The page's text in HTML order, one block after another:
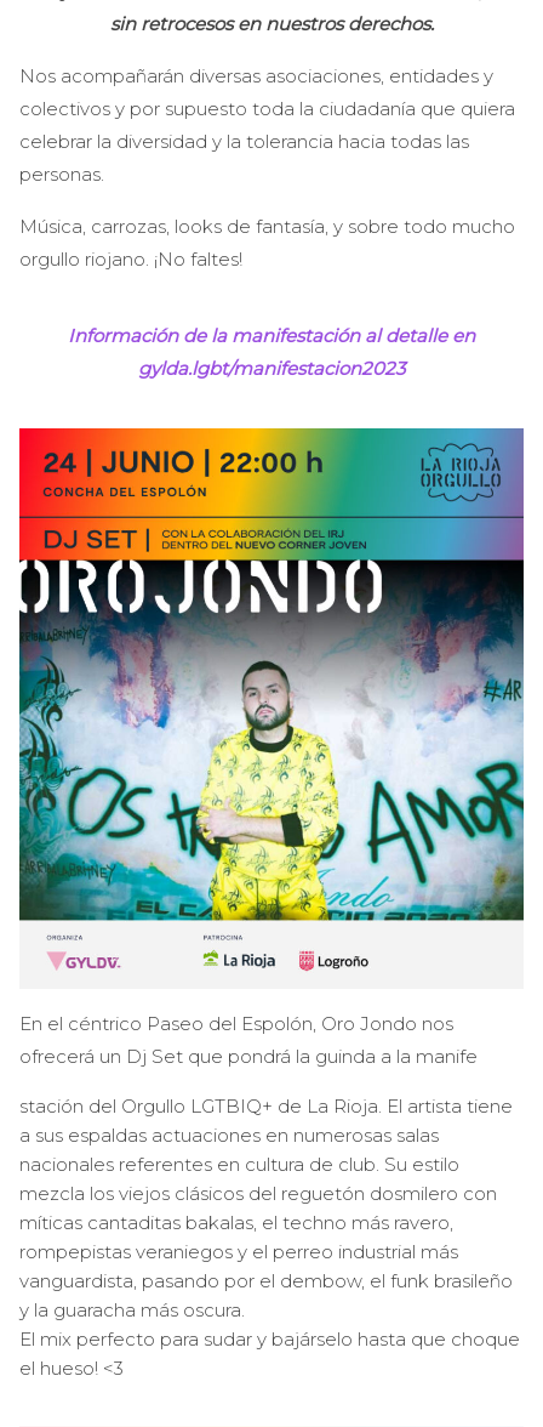
sin retrocesos en nuestros derechos.
Nos acompañarán diversas asociaciones, entidades y
colectivos y por supuesto toda la ciudadanía que quiera
celebrar la diversidad y la tolerancia hacia todas las
personas.
Música, carrozas, looks de fantasía, y sobre todo mucho
orgullo riojano. ¡No faltes!
Información de la manifestación al detalle en
gylda.lgbt/manifestacion2023
En el céntrico Paseo del Espolón, Oro Jondo nos
ofrecerá un Dj Set que pondrá la guinda a la manife
stación del Orgullo LGTBIQ+ de La Rioja. El artista tiene
a sus espaldas actuaciones en numerosas salas
nacionales referentes en cultura de club. Su estilo
mezcla los viejos clásicos del reguetón dosmilero con
míticas cantaditas bakalas, el techno más ravero,
rompepistas veraniegos y el perreo industrial más
vanguardista, pasando por el dembow, el funk brasileño
y la guaracha más oscura.
El mix perfecto para sudar y bajárselo hasta que choque
el hueso! <3